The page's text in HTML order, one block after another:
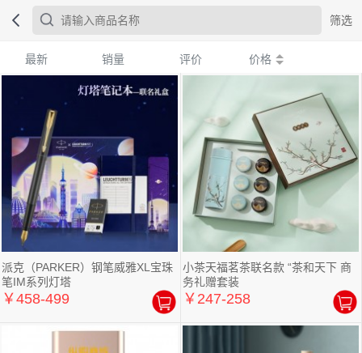
筛选
最新 销量 评价 价格
派克（PARKER）钢笔威雅XL宝珠
笔IM系列灯塔
￥458-499
小茶天福茗茶联名款 “茶和天下 商
务礼赠套装
￥247-258